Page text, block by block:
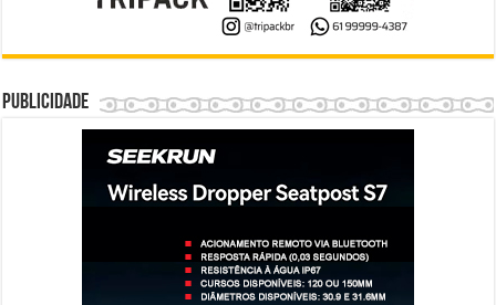
Publicidade